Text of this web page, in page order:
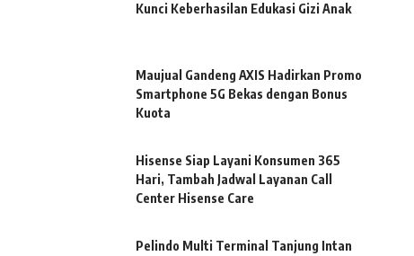
Kunci Keberhasilan Edukasi Gizi Anak
Maujual Gandeng AXIS Hadirkan Promo
Smartphone 5G Bekas dengan Bonus
Kuota
Hisense Siap Layani Konsumen 365
Hari, Tambah Jadwal Layanan Call
Center Hisense Care
Pelindo Multi Terminal Tanjung Intan